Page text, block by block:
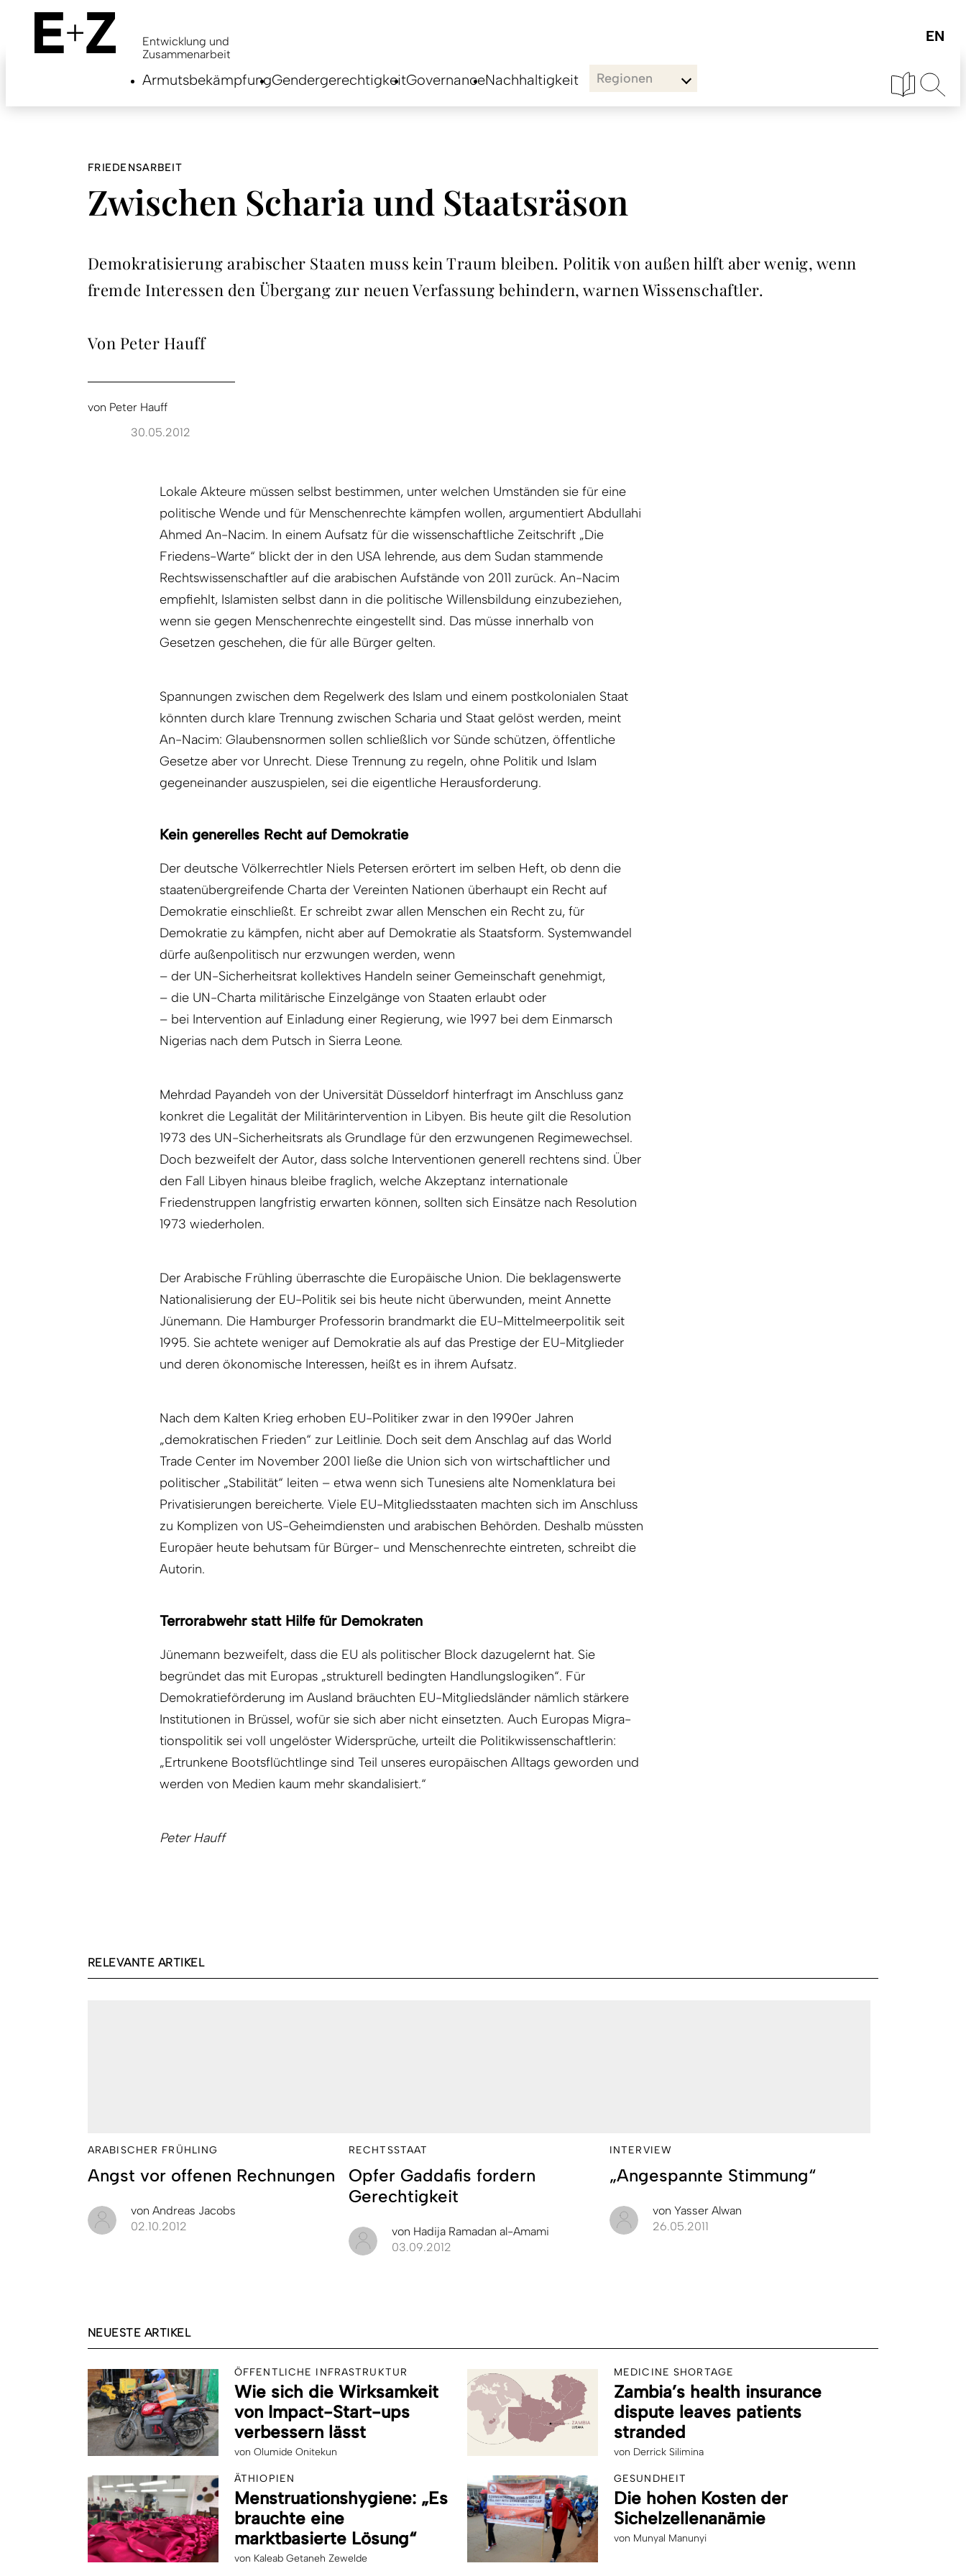
content
Entwicklung und
Zusammenarbeit
ArmutsbekämpfungGendergerechtigkeitGovernanceNachhaltigkeit Regionen
FRIEDENSARBEIT
Zwischen Scharia und Staatsräson
Demokratisierung arabischer Staaten muss kein Traum bleiben. Politik von außen hilft aber wenig, wenn
fremde Interessen den Übergang zur neuen Verfassung behindern, warnen Wissenschaftler.
Von Peter Hauff
von Peter Hauff
30.05.2012
Lokale Akteure müssen selbst bestimmen, unter welchen Umständen sie für eine
politische Wende und für Menschenrechte kämpfen wollen, argumentiert Abdullahi
Ahmed An-Nacim. In einem Aufsatz für die wissenschaftliche Zeitschrift „Die
Friedens-Warte“ blickt der in den USA lehrende, aus dem Sudan stammende
Rechtswissenschaftler auf die arabischen Aufstände von 2011 zurück. An-Nacim
empfiehlt, Islamisten selbst dann in die politische Willens­bildung einzubeziehen,
wenn sie gegen Menschenrechte eingestellt sind. Das müsse innerhalb von
Gesetzen geschehen, die für alle Bürger gelten.
Spannungen zwischen dem Regelwerk des Islam und einem postkolonialen Staat
könnten durch klare Trennung zwischen Scharia und Staat gelöst werden, meint
An-Nacim: Glaubensnormen sollen schließlich vor Sünde schützen, öffentliche
Gesetze aber vor Unrecht. Diese Trennung zu regeln, ohne Politik und Islam
gegeneinander auszuspielen, sei die eigentliche Herausforderung.
Kein generelles Recht auf Demokratie
Der deutsche Völkerrechtler Niels Petersen erörtert im selben Heft, ob denn die
staatenübergreifende Charta der Vereinten Nationen überhaupt ein Recht auf
Demokratie einschließt. Er schreibt zwar allen Menschen ein Recht zu, für
Demokratie zu kämpfen, nicht aber auf Demokratie als Staatsform. Systemwandel
dürfe außenpolitisch nur erzwungen werden, wenn
– der UN-Sicherheitsrat kollektives Handeln seiner Gemeinschaft genehmigt,
– die UN-Charta mili­tärische Einzelgänge von Staaten erlaubt oder
– bei Intervention auf Einladung einer Regierung, wie 1997 bei dem Einmarsch
Nigerias nach dem Putsch in Sierra Leone.
Mehrdad Payandeh von der Universität Düsseldorf hinterfragt im Anschluss ganz
konkret die Legalität der Militärinter­vention in Libyen. Bis heute gilt die Resolution
1973 des UN-Sicherheitsrats als Grundlage für den erzwungenen Regimewechsel.
Doch bezweifelt der Autor, dass solche Interventionen generell rechtens sind. Über
den Fall Libyen hinaus bleibe fraglich, welche Akzeptanz internationale
Friedenstruppen langfristig erwarten können, sollten sich Einsätze nach Resolution
1973 wiederholen.
Der Arabische Frühling überraschte die Europäische Union. Die beklagenswerte
Nationalisierung der EU-Politik sei bis heute nicht überwunden, meint Annette
Jünemann. Die Hamburger Professorin brandmarkt die EU-Mittelmeerpolitik seit
1995. Sie achtete weniger auf Demokratie als auf das Prestige der EU-Mitglieder
und deren ökonomische Interessen, heißt es in ihrem Aufsatz.
Nach dem Kalten Krieg erhoben EU-Politiker zwar in den 1990er Jahren
„demokratischen Frieden“ zur Leitlinie. Doch seit dem Anschlag auf das World
Trade Center im November 2001 ließe die Union sich von wirtschaftlicher und
politischer „Stabilität“ leiten – etwa wenn sich Tunesiens alte Nomenklatura bei
Privatisierungen bereicherte. Viele EU-Mitgliedsstaaten machten sich im Anschluss
zu Komplizen von US-Geheimdiensten und arabischen Behörden. Deshalb müssten
Europäer heute be­hutsam für Bürger- und Menschenrechte eintreten, schreibt die
Autorin.
Terrorabwehr statt Hilfe für Demokraten
Jünemann bezweifelt, dass die EU als politischer Block dazugelernt hat. Sie
begründet das mit Europas „strukturell bedingten Handlungslogiken“. Für
Demokratieförderung im Ausland bräuchten EU-Mitgliedsländer nämlich stärkere
Institutionen in Brüssel, wofür sie sich aber nicht einsetzten. Auch Europas Migra­
tionspolitik sei voll ungelöster Widersprüche, urteilt die Politikwissenschaftlerin:
„Ertrunkene Bootsflüchtlinge sind Teil unseres europäischen Alltags geworden und
werden von Medien kaum mehr skandalisiert.“
Peter Hauff
RELEVANTE ARTIKEL
ARABISCHER FRÜHLING
Angst vor offenen Rechnungen
von Andreas Jacobs
02.10.2012
RECHTSSTAAT
Opfer Gaddafis fordern
Gerechtigkeit
von Hadija Ramadan al-Amami
03.09.2012
INTERVIEW
„Angespannte Stimmung“
von Yasser Alwan
26.05.2011
NEUESTE ARTIKEL
ÖFFENTLICHE INFRASTRUKTUR
Wie sich die Wirksamkeit
von Impact-Start-ups
verbessern lässt
von Olumide Onitekun
MEDICINE SHORTAGE
Zambia’s health insurance
dispute leaves patients
stranded
von Derrick Silimina
ÄTHIOPIEN
Menstruationshygiene: „Es
brauchte eine
marktbasierte Lösung“
von Kaleab Getaneh Zewelde
GESUNDHEIT
Die hohen Kosten der
Sichelzellenanämie
von Munyal Manunyi